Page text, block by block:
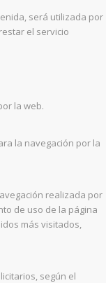
será utilizada por
el servicio
la web.
la navegación por la
realizada por
de uso de la página
más visitados,
según el